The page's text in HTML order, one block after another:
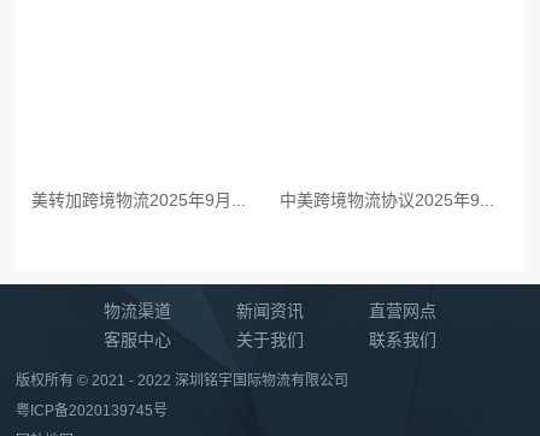
美转加跨境物流2025年9月... 中美跨境物流协议2025年9...
物流渠道 新闻资讯
直营网点
客服中心
关于我们 联系我们
版权所有 © 2021 - 2022 深圳铭宇国际物流有限公司
粤ICP备2020139745号